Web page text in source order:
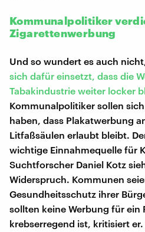
Kommunalpolitiker
Zigarettenwerbung
Und so wundert es auch
sich dafür einsetzt, dass die
Tabakindustrie weiter locker
Kommunalpolitiker sollen
haben, dass Plakatwerbung
Litfaßsäulen erlaubt bleibt.
wichtige Einnahmequelle für
Suchtforscher Daniel Kotz
Widerspruch. Kommunen
Gesundheitsschutz ihrer
sollten keine Werbung für ein
krebserregend ist, kritisiert er.